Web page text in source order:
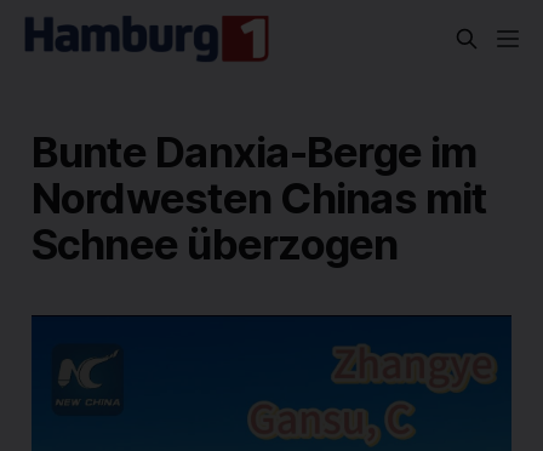
Bunte Danxia-Berge im
Nordwesten Chinas mit
Schnee überzogen